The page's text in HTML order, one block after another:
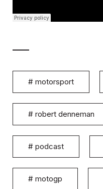
# motorsport
# robert denneman
# podcast
# motogp